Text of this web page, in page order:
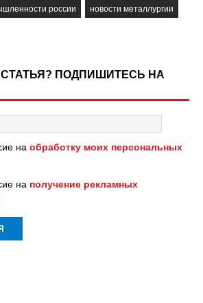
россии новости металлургии
ПОДПИШИТЕСЬ НА
на обработку моих персональных
на получение рекламных